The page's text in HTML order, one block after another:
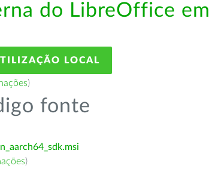
do LibreOffice em
LOCAL
)
fonte
)